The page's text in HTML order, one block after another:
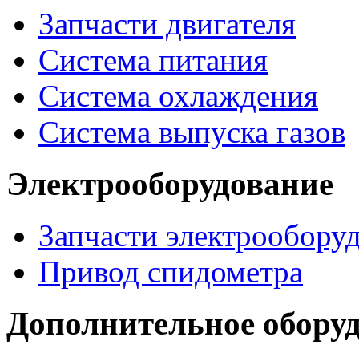
Запчасти двигателя
Система питания
Система охлаждения
Система выпуска газов
Электрооборудование
Запчасти
Привод спидометра
Дополнительное